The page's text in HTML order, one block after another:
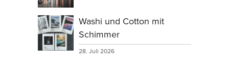
Washi und Cotton mit
Schimmer
28. Juli 2026